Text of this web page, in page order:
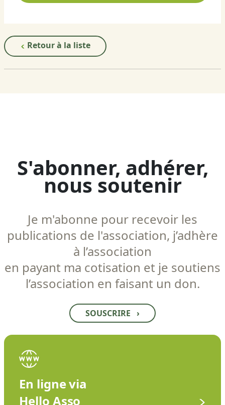
Retour à la liste
S'abonner, adhérer,
nous soutenir
Je m'abonne pour recevoir les
publications de l'association, j’adhère
à l’association
en payant ma cotisation et je soutiens
l’association en faisant un don.
SOUSCRIRE ›
En ligne via
Hello Asso